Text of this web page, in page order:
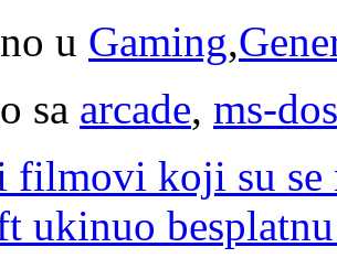
u Gaming,
sa arcade, ms-
filmovi koji su
ukinuo